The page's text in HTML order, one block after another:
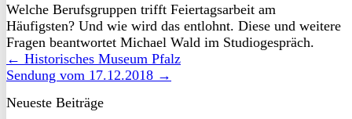
Welche Berufsgruppen trifft Feiertagsarbeit am
Häufigsten? Und wie wird das entlohnt. Diese und weitere
Fragen beantwortet Michael Wald im Studiogespräch.
← Historisches Museum Pfalz
Sendung vom 17.12.2018 →
Neueste Beiträge